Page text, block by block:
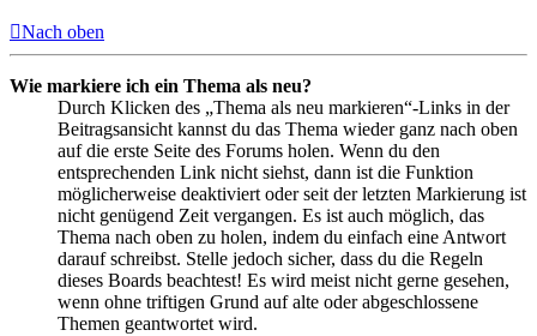
Nach oben
Wie markiere ich ein Thema als neu?
Durch Klicken des „Thema als neu markieren“-Links in der
Beitragsansicht kannst du das Thema wieder ganz nach oben
auf die erste Seite des Forums holen. Wenn du den
entsprechenden Link nicht siehst, dann ist die Funktion
möglicherweise deaktiviert oder seit der letzten Markierung ist
nicht genügend Zeit vergangen. Es ist auch möglich, das
Thema nach oben zu holen, indem du einfach eine Antwort
darauf schreibst. Stelle jedoch sicher, dass du die Regeln
dieses Boards beachtest! Es wird meist nicht gerne gesehen,
wenn ohne triftigen Grund auf alte oder abgeschlossene
Themen geantwortet wird.